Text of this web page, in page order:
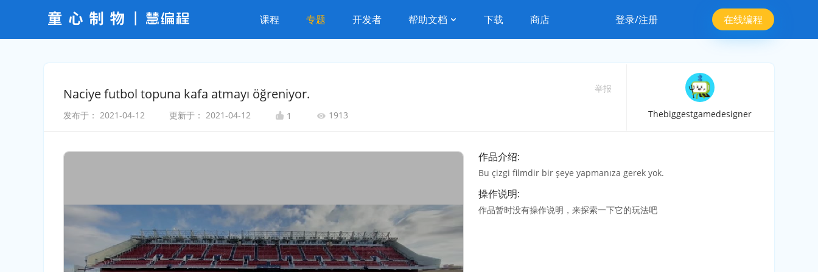
课程 专题 开发者 帮助文档 下载 商店 登录/注册 在线编程
Naciye futbol topuna kafa atmayı öğreniyor. 举报
发布于： 2021-04-12 更新于： 2021-04-12 1 1913 Thebiggestgamedesigner
作品介绍:
Bu çizgi filmdir bir şeye yapmanıza gerek yok.
操作说明:
作品暂时没有操作说明，来探索一下它的玩法吧